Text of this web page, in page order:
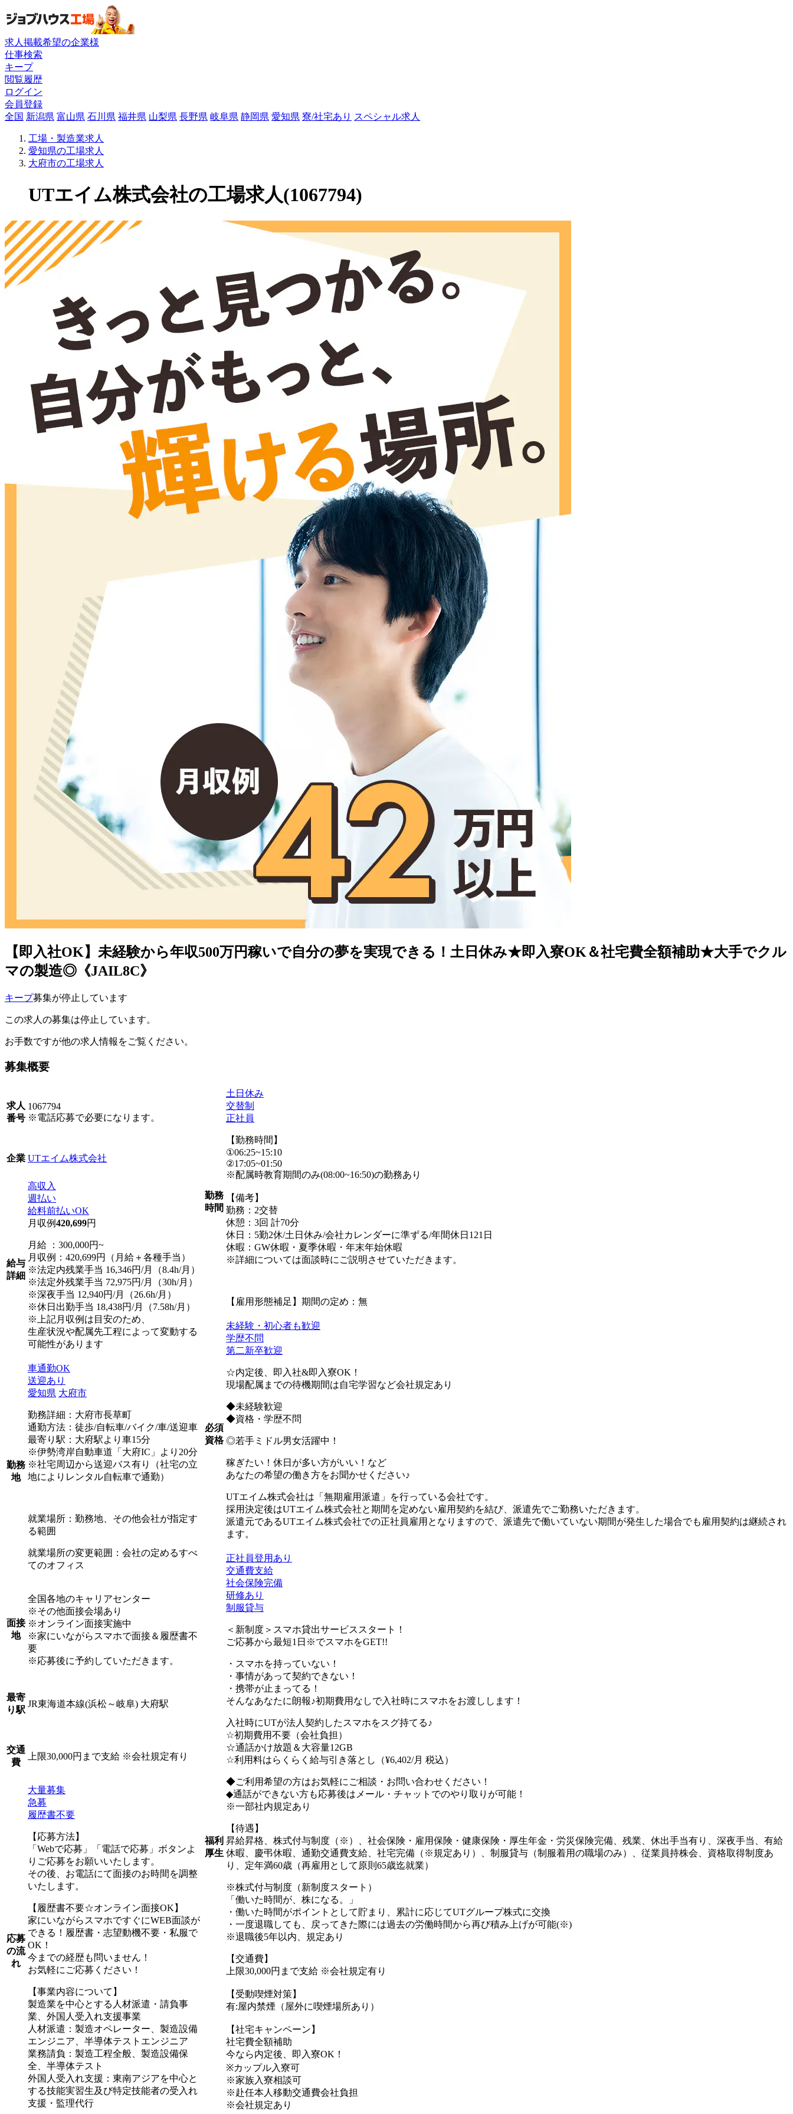
求人掲載希望の企業様
仕事検索
キープ
閲覧履歴
ログイン
会員登録
全国 新潟県 富山県 石川県 福井県 山梨県 長野県 岐阜県 静岡県 愛知県 寮/社宅あり スペシャル求人
工場・製造業求人
愛知県の工場求人
大府市の工場求人
UTエイム株式会社の工場求人(1067794)
【即入社OK】未経験から年収500万円稼いで自分の夢を実現できる！土日休み★即入寮OK＆社宅費全額補助★大手でクル
マの製造◎《JAIL8C》
キープ募集が停止しています
この求人の募集は停止しています。
お手数ですが他の求人情報をご覧ください。
募集概要
求人
番号
1067794
※電話応募で必要になります。
企業 UTエイム株式会社
給与
詳細
高収入
週払い
給料前払いOK
月収例420,699円
月給 ：300,000円~
月収例：420,699円（月給＋各種手当）
※法定内残業手当 16,346円/月（8.4h/月）
※法定外残業手当 72,975円/月（30h/月）
※深夜手当 12,940円/月（26.6h/月）
※休日出勤手当 18,438円/月（7.58h/月）
※上記月収例は目安のため、
生産状況や配属先工程によって変動する
可能性があります
勤務
地
車通勤OK
送迎あり
愛知県 大府市
勤務詳細：大府市長草町
通勤方法：徒歩/自転車/バイク/車/送迎車
最寄り駅：大府駅より車15分
※伊勢湾岸自動車道「大府IC」より20分
※社宅周辺から送迎バス有り（社宅の立
地によりレンタル自転車で通勤）
就業場所：勤務地、その他会社が指定す
る範囲
就業場所の変更範囲：会社の定めるすべ
てのオフィス
面接
地
全国各地のキャリアセンター
※その他面接会場あり
※オンライン面接実施中
※家にいながらスマホで面接＆履歴書不
要
※応募後に予約していただきます。
最寄
り駅
JR東海道本線(浜松～岐阜) 大府駅
交通
費
上限30,000円まで支給 ※会社規定有り
応募
の流
れ
大量募集
急募
履歴書不要
【応募方法】
「Webで応募」「電話で応募」ボタンよ
りご応募をお願いいたします。
その後、お電話にて面接のお時間を調整
いたします。
【履歴書不要☆オンライン面接OK】
家にいながらスマホですぐにWEB面談が
できる！履歴書・志望動機不要・私服で
OK！
今までの経歴も問いません！
お気軽にご応募ください！
【事業内容について】
製造業を中心とする人材派遣・請負事
業、外国人受入れ支援事業
人材派遣：製造オペレーター、製造設備
エンジニア、半導体テストエンジニア
業務請負：製造工程全般、製造設備保
全、半導体テスト
外国人受入れ支援：東南アジアを中心と
する技能実習生及び特定技能者の受入れ
支援・監理代行
勤務
時間
土日休み
交替制
正社員
【勤務時間】
①06:25~15:10
②17:05~01:50
※配属時教育期間のみ(08:00~16:50)の勤務あり
【備考】
勤務：2交替
休憩：3回 計70分
休日：5勤2休/土日休み/会社カレンダーに準ずる/年間休日121日
休暇：GW休暇・夏季休暇・年末年始休暇
※詳細については面談時にご説明させていただきます。
【雇用形態補足】期間の定め：無
必須
資格
未経験・初心者も歓迎
学歴不問
第二新卒歓迎
☆内定後、即入社&即入寮OK！
現場配属までの待機期間は自宅学習など会社規定あり
◆未経験歓迎
◆資格・学歴不問
◎若手ミドル男女活躍中！
稼ぎたい！休日が多い方がいい！など
あなたの希望の働き方をお聞かせください♪
UTエイム株式会社は「無期雇用派遣」を行っている会社です。
採用決定後はUTエイム株式会社と期間を定めない雇用契約を結び、派遣先でご勤務いただきます。
派遣元であるUTエイム株式会社での正社員雇用となりますので、派遣先で働いていない期間が発生した場合でも雇用契約は継続され
ます。
福利
厚生
正社員登用あり
交通費支給
社会保険完備
研修あり
制服貸与
＜新制度＞スマホ貸出サービススタート！
ご応募から最短1日※でスマホをGET!!
・スマホを持っていない！
・事情があって契約できない！
・携帯が止まってる！
そんなあなたに朗報♪初期費用なしで入社時にスマホをお渡しします！
入社時にUTが法人契約したスマホをスグ持てる♪
☆初期費用不要（会社負担）
☆通話かけ放題＆大容量12GB
☆利用料はらくらく給与引き落とし（¥6,402/月 税込）
◆ご利用希望の方はお気軽にご相談・お問い合わせください！
◆通話ができない方も応募後はメール・チャットでのやり取りが可能！
※一部社内規定あり
【待遇】
昇給昇格、株式付与制度（※）、社会保険・雇用保険・健康保険・厚生年金・労災保険完備、残業、休出手当有り、深夜手当、有給
休暇、慶弔休暇、通勤交通費支給、社宅完備（※規定あり）、制服貸与（制服着用の職場のみ）、従業員持株会、資格取得制度あ
り、定年満60歳（再雇用として原則65歳迄就業）
※株式付与制度（新制度スタート）
「働いた時間が、株になる。」
・働いた時間がポイントとして貯まり、累計に応じてUTグループ株式に交換
・一度退職しても、戻ってきた際には過去の労働時間から再び積み上げが可能(※)
※退職後5年以内、規定あり
【交通費】
上限30,000円まで支給 ※会社規定有り
【受動喫煙対策】
有:屋内禁煙（屋外に喫煙場所あり）
【社宅キャンペーン】
社宅費全額補助
今なら内定後、即入寮OK！
※カップル入寮可
※家族入寮相談可
※赴任本人移動交通費会社負担
※会社規定あり